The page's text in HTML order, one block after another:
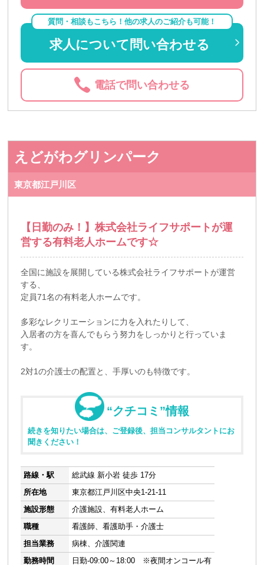
質問・相談もこちら！他の求人のご紹介も可能！
求人について問い合わせる
電話で問い合わせる
えどがわグリンパーク
東京都江戸川区
【日勤のみ！】株式会社ライフサポートが運
営する有料老人ホームです☆
全国に施設を展開している株式会社ライフサポートが運営
する、
定員71名の有料老人ホームです。
多彩なレクリエーションに力を入れたりして、
入居者の方を喜んでもらう努力をしっかりと行っていま
す。
2対1の介護士の配置と、手厚いのも特徴です。
“クチコミ”情報
続きを知りたい場合は、ご登録後、担当コンサルタントにお
聞きください！
路線・駅
総武線 新小岩 徒歩 17分
所在地
東京都江戸川区中央1-21-11
施設形態
介護施設、有料老人ホーム
職種
看護師、看護助手・介護士
担当業務
病棟、介護関連
勤務時間
日勤-09:00～18:00 ※夜間オンコール有